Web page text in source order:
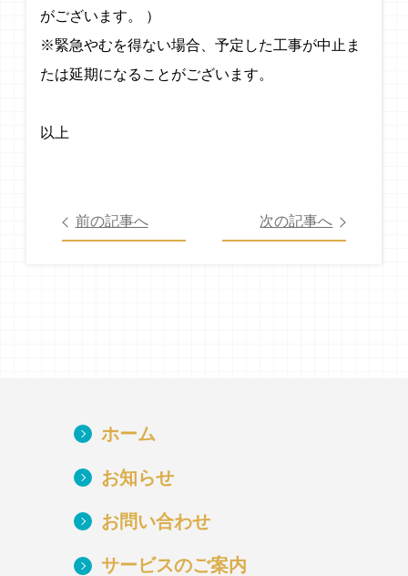
がございます。 ）
※緊急やむを得ない場合、予定した工事が中止ま
たは延期になることがございます。
以上
前の記事へ 次の記事へ
ホーム
お知らせ
お問い合わせ
サービスのご案内